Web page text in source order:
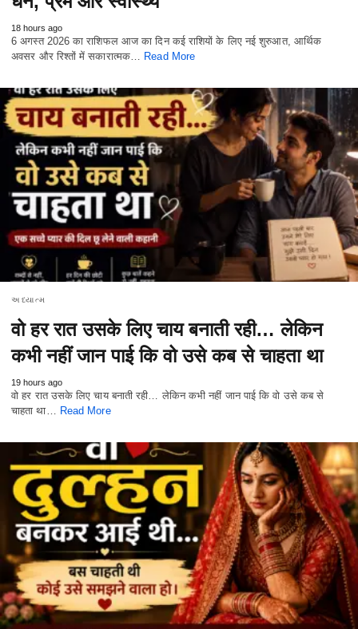
18 hours ago
6 अगस्त 2026 का राशिफल आज का दिन कई राशियों के लिए नई शुरुआत, आर्थिक
अवसर और रिश्तों में सकारात्मक…
Read More
અધ્યાત્મ
वो हर रात उसके लिए चाय बनाती रही… लेकिन
कभी नहीं जान पाई कि वो उसे कब से चाहता था
19 hours ago
वो हर रात उसके लिए चाय बनाती रही… लेकिन कभी नहीं जान पाई कि वो उसे कब से
चाहता था… Read More